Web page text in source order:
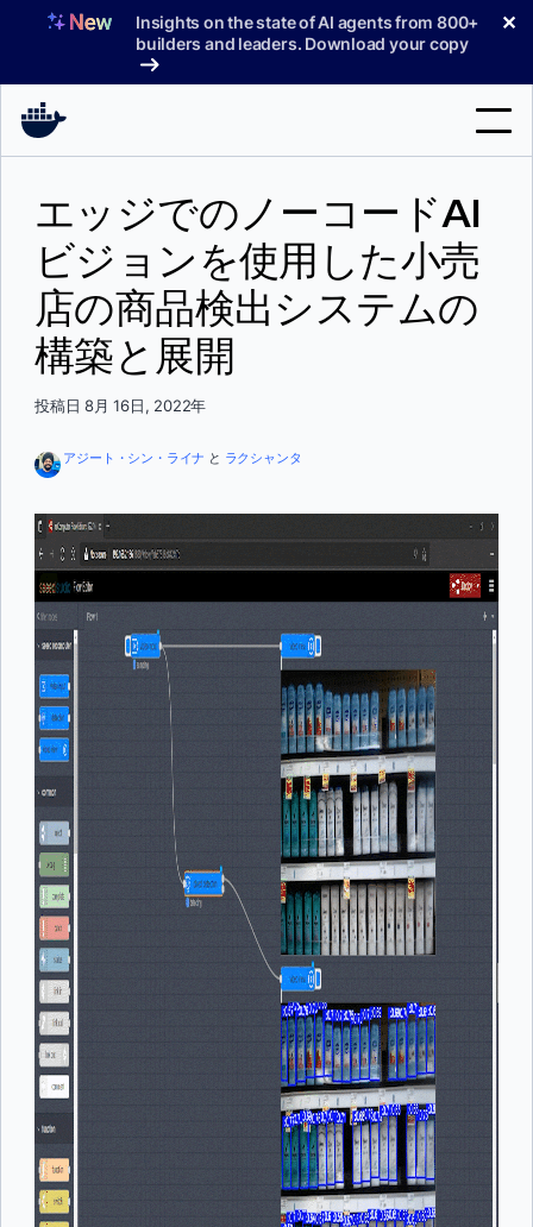
へ
Insights on the state of AI agents from 800+
builders and leaders. Download your copy
✕
サポート
料金プラン
索
エッジでのノーコードAI
ビジョンを使用した小売
店の商品検出システムの
構築と展開
投稿日 8月 16日, 2022年
アジート・シン・ライナ と ラクシャンタ